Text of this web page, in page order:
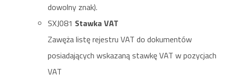
dowolny znak).
SXJ081 Stawka VAT
Zawęża listę rejestru VAT do dokumentów
posiadających wskazaną stawkę VAT w pozycjach
VAT